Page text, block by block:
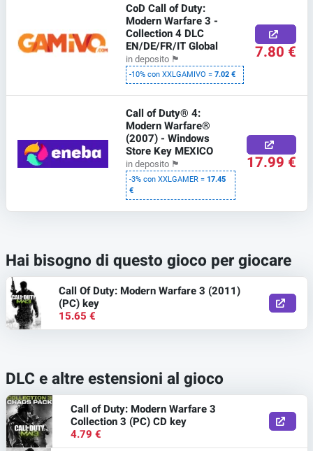
CoD Call of Duty:
Modern Warfare 3 -
Collection 4 DLC
EN/DE/FR/IT Global
in deposito 🏴
-10% con XXLGAMIVO =7.02 €
7.80 €
Call of Duty® 4:
Modern Warfare®
(2007) - Windows
Store Key MEXICO
in deposito 🏴
-3% con XXLGAMER =17.45
€
17.99 €
Hai bisogno di questo gioco per giocare
Call Of Duty: Modern Warfare 3 (2011)
(PC) key
15.65 €
DLC e altre estensioni al gioco
Call of Duty: Modern Warfare 3
Collection 3 (PC) CD key
4.79 €